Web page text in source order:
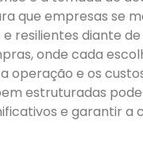
que empresas se
resilientes diante de
onde cada
operação e os
estruturadas
e garantir a